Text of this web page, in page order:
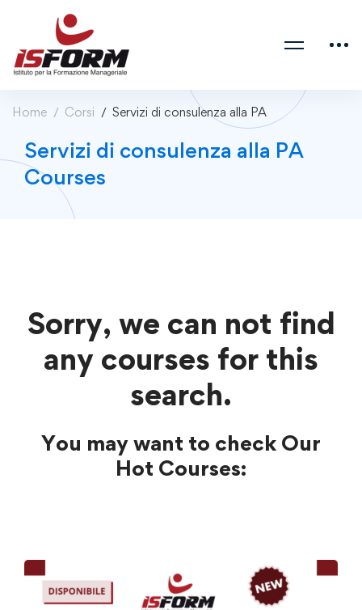
Home Corsi Servizi di consulenza alla PA
Servizi di consulenza alla PA
Courses
Sorry, we can not find
any courses for this
search.
You may want to check Our
Hot Courses: